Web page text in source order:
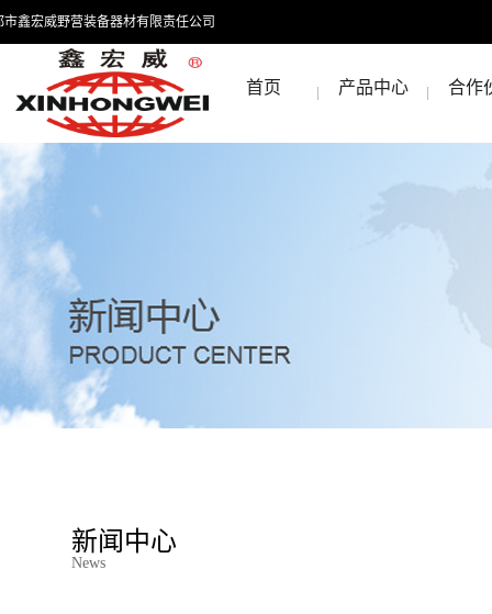
市鑫宏威野营装备器材有限责任公司
首页 产品中心 合作
新闻中心
News